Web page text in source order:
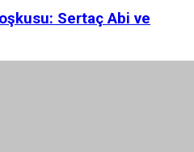
Sertaç Abi ve